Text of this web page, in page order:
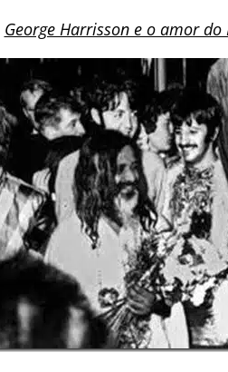
George Harrisson e o amor